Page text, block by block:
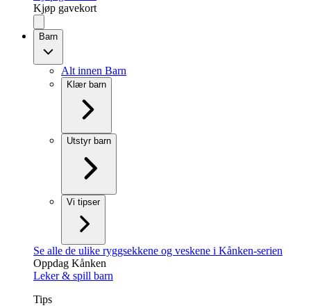
Kjøp gavekort
Barn
Alt innen Barn
Klær barn
Utstyr barn
Vi tipser
Se alle de ulike ryggsekkene og veskene i Kånken-serien
Oppdag Kånken
Leker & spill barn
Tips